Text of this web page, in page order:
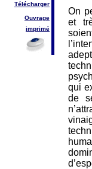
Télécharger
Ouvrage
imprimé
On
et
qui
de